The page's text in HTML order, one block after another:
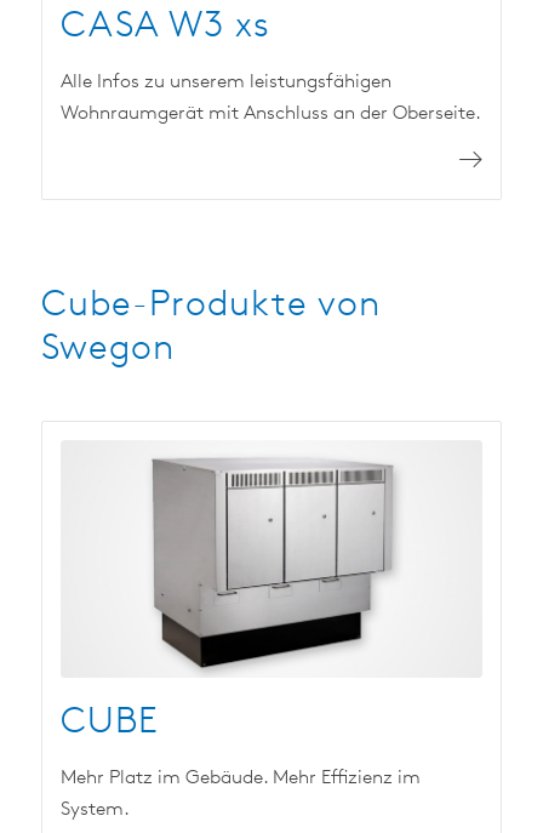
CASA W3 xs
Alle Infos zu unserem leistungsfähigen
Wohnraumgerät mit Anschluss an der Oberseite.
Cube-Produkte von
Swegon
CUBE
Mehr Platz im Gebäude. Mehr Effizienz im
System.